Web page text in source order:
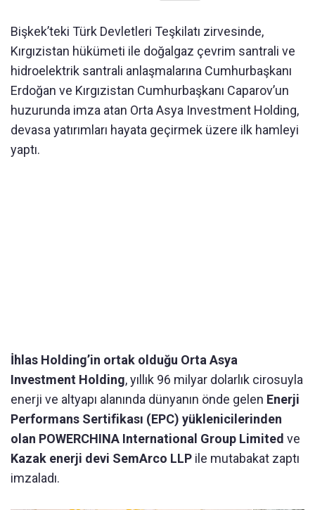
Bişkek’teki Türk Devletleri Teşkilatı zirvesinde,
Kırgızistan hükümeti ile doğalgaz çevrim santrali ve
hidroelektrik santrali anlaşmalarına Cumhurbaşkanı
Erdoğan ve Kırgızistan Cumhurbaşkanı Caparov’un
huzurunda imza atan Orta Asya Investment Holding,
devasa yatırımları hayata geçirmek üzere ilk hamleyi
yaptı.
İhlas Holding’in ortak olduğu Orta Asya
Investment Holding, yıllık 96 milyar dolarlık cirosuyla
enerji ve altyapı alanında dünyanın önde gelen Enerji
Performans Sertifikası (EPC) yüklenicilerinden
olan POWERCHINA International Group Limited ve
Kazak enerji devi SemArco LLP ile mutabakat zaptı
imzaladı.